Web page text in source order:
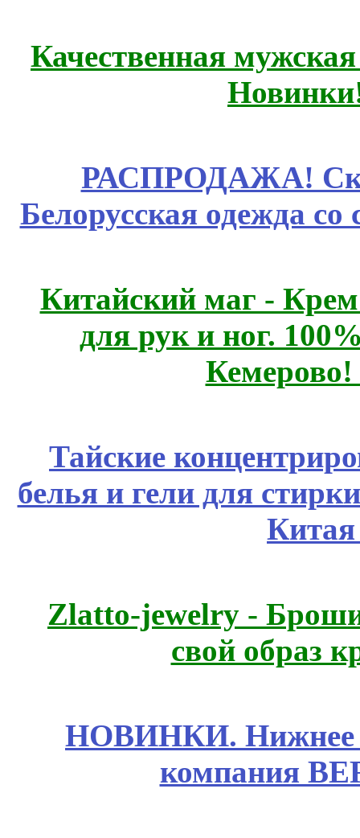
Качественная
РАСПРОДАЖА!
Белорусская одежда
Китайский маг -
для рук и ног.
Тайские
белья и гели для
Zlatto-jewelry -
свой образ
НОВИНКИ. Нижнее
компания